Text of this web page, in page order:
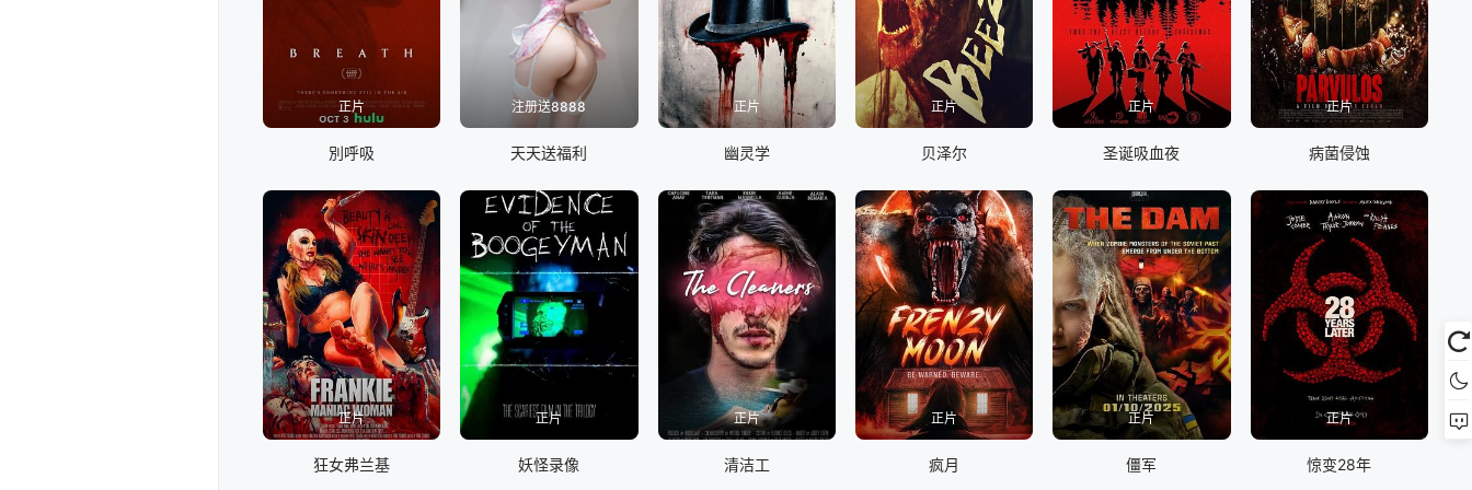
正片
別呼吸
注册送8888
天天送福利
正片
幽灵学
正片
贝泽尔
正片
圣诞吸血夜
正片
病菌侵蚀
正片
狂女弗兰基
正片
妖怪录像
正片
清洁工
正片
疯月
正片
僵军
正片
惊变28年